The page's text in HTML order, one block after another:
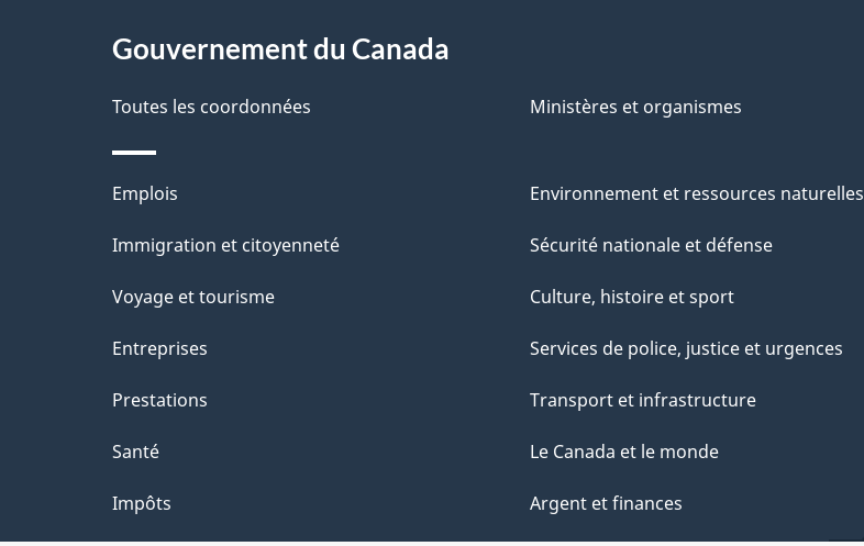
a
l
s
d
e
l
a
p
a
proposGouvernement du Canada
Toutes les coordonnées Ministères et organismes
Thèmes
et
Emplois
Immigration et citoyenneté
Voyage et tourisme
Entreprises
Prestations
Santé
Impôts
Environnement et ressources naturelles
Sécurité nationale et défense
Culture, histoire et sport
Services de police, justice et urgences
Transport et infrastructure
Le Canada et le monde
Argent et finances